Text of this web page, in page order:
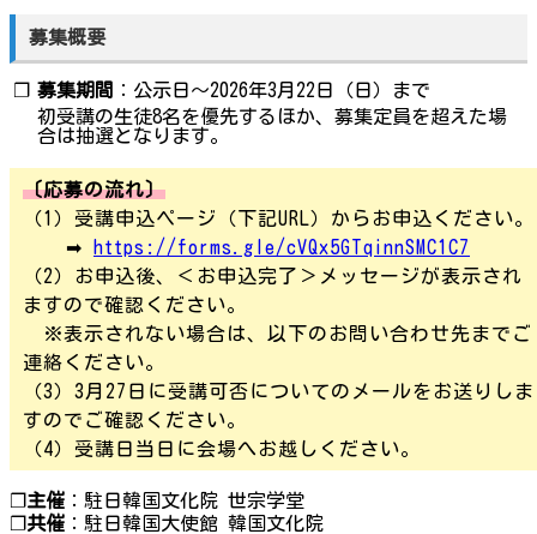
募集概要
❐ 募集期間
：公示日～2026年3月22日（日）まで
初受講の生徒8名を優先するほか、募集定員を超えた場
合は抽選となります。
〔応募の流れ〕
（1）受講申込ページ（下記URL）からお申込ください。
➡
https://forms.gle/cVQx5GTqinnSMC1C7
（2）お申込後、＜お申込完了＞メッセージが表示され
ますので確認ください。
※表示されない場合は、以下のお問い合わせ先までご
連絡ください。
（3）3月27日に受講可否についてのメールをお送りしま
すのでご確認ください。
（4）受講日当日に会場へお越しください。
❐主催 ：駐日韓国文化院 世宗学堂
❐共催 ：駐日韓国大使館 韓国文化院